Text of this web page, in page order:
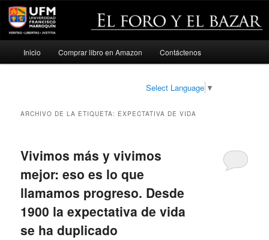
Ir
Ir
Inicio Comprar libro en Amazon Contáctenos
Select Language ▼
ARCHIVO DE LA ETIQUETA: EXPECTATIVA DE VIDA
Vivimos más y vivimos
mejor: eso es lo que
llamamos progreso. Desde
1900 la expectativa de vida
se ha duplicado